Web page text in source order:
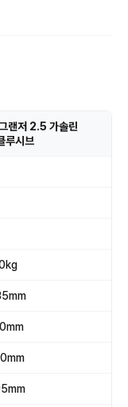
랜저 2.5 가솔린
루시브